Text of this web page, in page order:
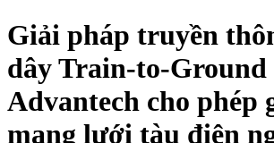
Giải pháp truyền
dây Train-to-Ground
Advantech cho phép
mạng lưới tàu điện